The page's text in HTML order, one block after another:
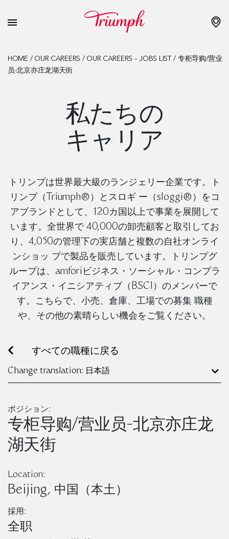
HOME/ OUR CAREERS / OUR CAREERS – JOBS LIST / 专柜导购/营业
员-北京亦庄龙湖天街
私たちの
キャリア
トリンプは世界最大級のランジェリー企業です。ト
リンプ（Triumph®）とスロギ ー（sloggi®）をコ
アブランドとして、120カ国以上で事業を展開して
います。全世界で 40,000の卸売顧客と取引してお
り、4,050の管理下の実店舗と複数の自社オンライ
ンショッ プで製品を販売しています。トリンプグ
ループは、amforiビジネス・ソーシャル・コンプラ
イアンス・イニシアティブ（BSCI）のメンバーで
す。こちらで、小売、倉庫、工場での募集 職種
や、その他の素晴らしい機会をご覧ください。
すべての職種に戻る
Change translation: 日本語
ポジション:
专柜导购/营业员-北京亦庄龙
湖天街
Location:
Beijing, 中国（本土）
採用:
全职